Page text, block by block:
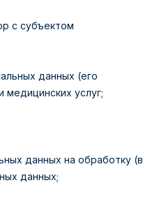
с субъектом
данных (его
медицинских услуг;
данных на обработку (в
данных;